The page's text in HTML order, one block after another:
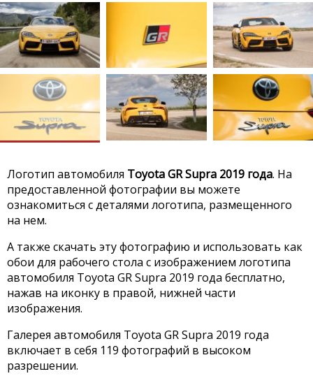
Логотип автомобиля Toyota GR Supra 2019 года. На
предоставленной фотографии вы можете
ознакомиться с деталями логотипа, размещенного
на нем.
А также скачать эту фотографию и использовать как
обои для рабочего стола с изображением логотипа
автомобиля Toyota GR Supra 2019 года бесплатно,
нажав на иконку в правой, нижней части
изображения.
Галерея автомобиля Toyota GR Supra 2019 года
включает в себя 119 фотографий в высоком
разрешении.